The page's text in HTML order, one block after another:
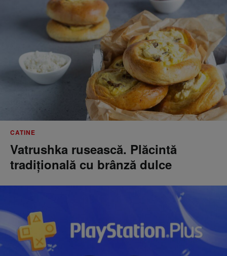
CATINE
Vatrushka rusească. Plăcintă
tradițională cu brânză dulce